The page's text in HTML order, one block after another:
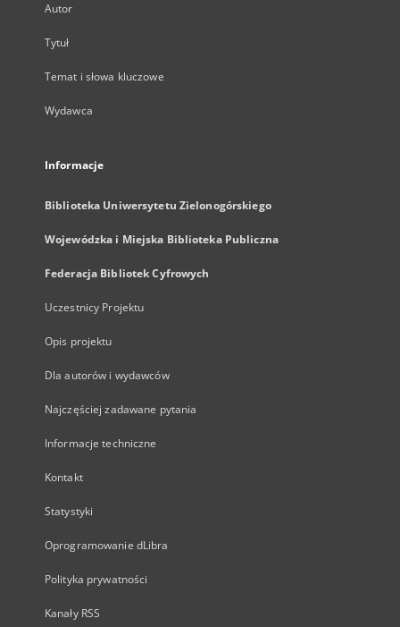
Autor
Tytuł
Temat i słowa kluczowe
Wydawca
Informacje
Biblioteka Uniwersytetu Zielonogórskiego
Wojewódzka i Miejska Biblioteka Publiczna
Federacja Bibliotek Cyfrowych
Uczestnicy Projektu
Opis projektu
Dla autorów i wydawców
Najczęściej zadawane pytania
Informacje techniczne
Kontakt
Statystyki
Oprogramowanie dLibra
Polityka prywatności
Kanały RSS